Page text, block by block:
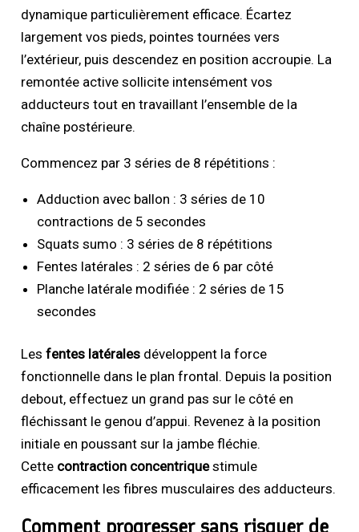
dynamique particulièrement efficace. Écartez
largement vos pieds, pointes tournées vers
l’extérieur, puis descendez en position accroupie. La
remontée active sollicite intensément vos
adducteurs tout en travaillant l’ensemble de la
chaîne postérieure.
Commencez par 3 séries de 8 répétitions :
Adduction avec ballon : 3 séries de 10
contractions de 5 secondes
Squats sumo : 3 séries de 8 répétitions
Fentes latérales : 2 séries de 6 par côté
Planche latérale modifiée : 2 séries de 15
secondes
Les fentes latérales développent la force
fonctionnelle dans le plan frontal. Depuis la position
debout, effectuez un grand pas sur le côté en
fléchissant le genou d’appui. Revenez à la position
initiale en poussant sur la jambe fléchie.
Cette contraction concentriquestimule
efficacement les fibres musculaires des adducteurs.
Comment progresser sans risquer de